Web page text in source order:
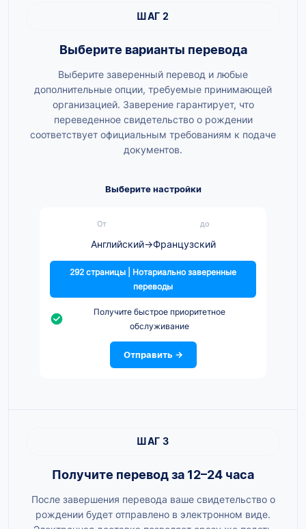
ШАГ 2
Выберите варианты перевода
Выберите заверенный перевод и любые
дополнительные опции, требуемые принимающей
организацией. Заверение гарантирует, что
переведенное свидетельство о рождении
соответствует официальным требованиям к подаче
документов.
Выберите настройки
От до
Английский→Французский
292 страницы | Нотариально заверенные
переводы
Получите быстрое приоритетное
обслуживание
Отправить →
ШАГ 3
Получите перевод за 12–24 часа
После завершения перевода ваше свидетельство о
рождении будет отправлено в электронном виде.